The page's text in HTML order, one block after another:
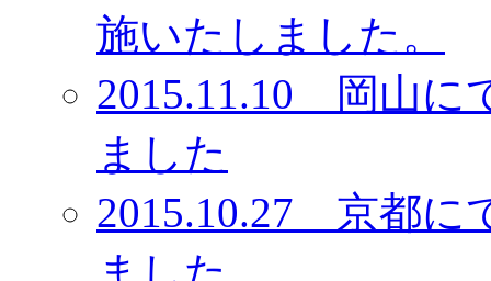
施いたしました。
2015.11.10 岡山に
ました
2015.10.27 京都に
ました。